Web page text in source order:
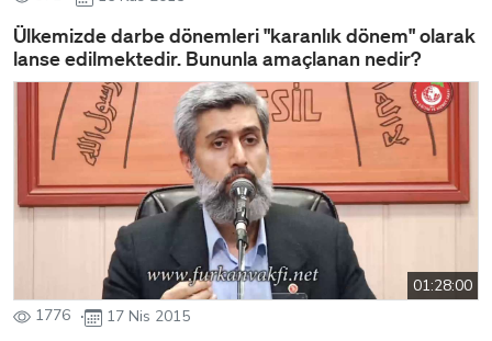
Ülkemizde darbe dönemleri "karanlık dönem" olarak
lanse edilmektedir. Bununla amaçlanan nedir?
01:28:00
1776
17 Nis 2015